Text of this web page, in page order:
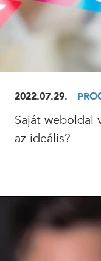
2022.07.29.
Saját weboldal
az ideális?